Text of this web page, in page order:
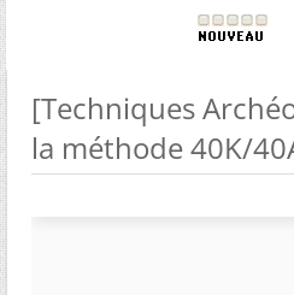
[Techniques
la méthode 40K/